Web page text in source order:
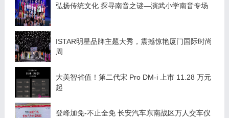
弘扬传统文化 探寻南音之谜—演武小学南音专场
ISTAR明星品牌主题大秀，震撼惊艳厦门国际时尚
周
大美智省值！第二代宋 Pro DM-i 上市 11.28 万元
起
登峰加免-不止全免 长安汽车东南战区万人交车仪